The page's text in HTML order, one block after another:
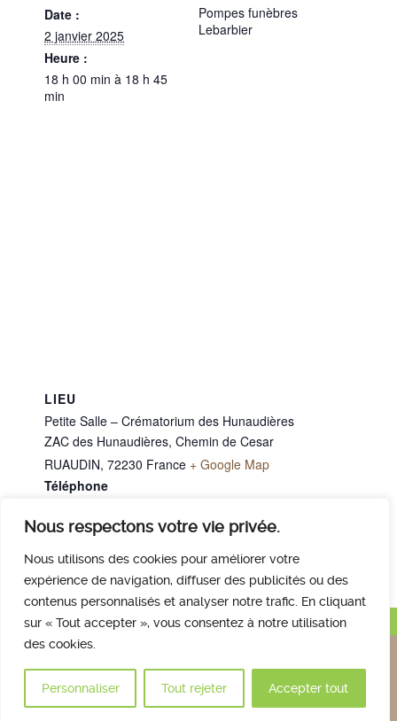
Nous respectons votre vie privée.
Nous utilisons des cookies pour améliorer votre
expérience de navigation, diffuser des publicités ou des
contenus personnalisés et analyser notre trafic. En cliquant
sur « Tout accepter », vous consentez à notre utilisation
des cookies.
Personnaliser Tout rejeter Accepter tout
Date :
2 janvier 2025
Heure :
18 h 00 min à 18 h 45
min
Pompes funèbres
Lebarbier
LIEU
Petite Salle – Crématorium des Hunaudières
ZAC des Hunaudières, Chemin de Cesar
RUAUDIN, 72230 France + Google Map
Téléphone
Mme L’HUBY Lucette Mme TAROT Élodie
Haut de page
Nous contacter
Plan et accès
Mentions légales
© 2017 Crématorium des Hunaudières